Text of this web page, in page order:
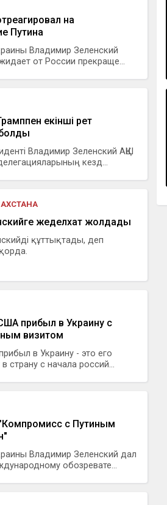
на
Путина
Владимир Зеленский
от России прекраще...
екінші рет
Владимир Зеленский АҚШ
кезд...
жеделхат жолдады
құттықтады, деп
прибыл в Украину с
визитом
в Украину - это его
страну с начала россий...
с Путиным
Владимир Зеленский дал
обозревате...